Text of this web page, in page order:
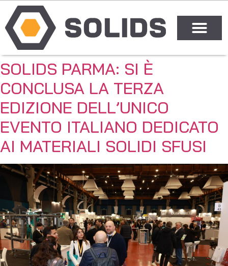
SOLIDS PARMA: SI È
CONCLUSA LA TERZA
EDIZIONE DELL’UNICO
EVENTO ITALIANO DEDICATO
AI MATERIALI SOLIDI SFUSI